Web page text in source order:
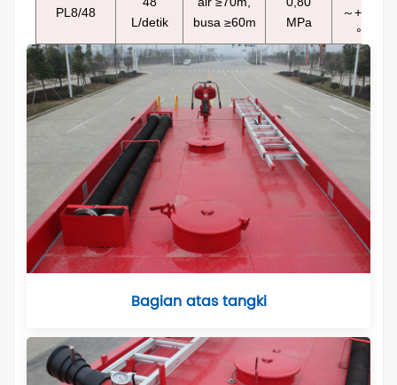
PL8/48
L/detik
busa ≥60m
MPa
～+70
°
Bagian atas tangki